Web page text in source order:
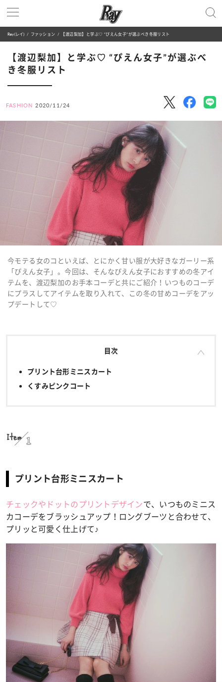
Ray(レイ) ファッション 【渡辺梨加】と学ぶ♡ “ぴえん女子”が選ぶべき冬服リスト
【渡辺梨加】と学ぶ♡ “ぴえん女子”が選ぶべ
き冬服リスト
FASHION 2020/11/24
今モテる女のコといえば、とにかく甘い服が大好きなガーリー系
「ぴえん女子」。今回は、そんなぴえん女子におすすめの冬アイ
テムを、渡辺梨加のお手本コーデと共にご紹介！いつものコーデ
にプラスしてアイテムを取り入れて、この冬の甘めコーデをアッ
プデートして♡
目次
プリント台形ミニスカート
くすみピンクコート
Item 1
プリント台形ミニスカート
チェックやドットのプリントデザインで、いつものミニス
カコーデをブラッシュアップ！ロングブーツと合わせて、
プリッと可愛く仕上げて♪